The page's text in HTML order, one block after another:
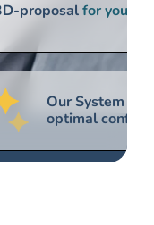
Our System
optimal
proposal for your